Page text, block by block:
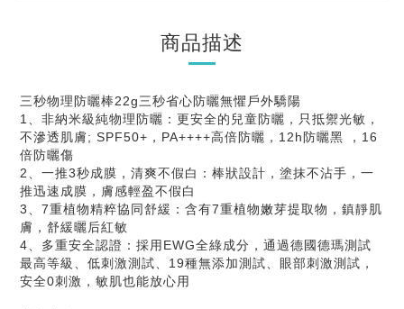
商品描述
三秒物理防曬棒22g三秒省心防曬無懼戶外驕陽
1、非納米級純物理防曬：更安全的兒童防曬，只抵禦光敏，
不滲透肌膚; SPF50+，PA++++高倍防曬，12h防曬黑 ，16
倍防曬傷
2、一推3秒成膜，清爽不假白：棒狀設計，塗抹不沾手，一
推迅速成膜，膚感輕盈不假白
3、7重植物精粹協同舒緩：含有7重植物嫩芽提取物，鎮靜肌
膚，舒緩曬后紅敏
4、多重安全認證：採用EWG全綠成分，通過德國德瑪測試
最高等級、低刺激測試、19種無添加測試、眼部刺激測試，
安全0刺激，敏肌也能放心用